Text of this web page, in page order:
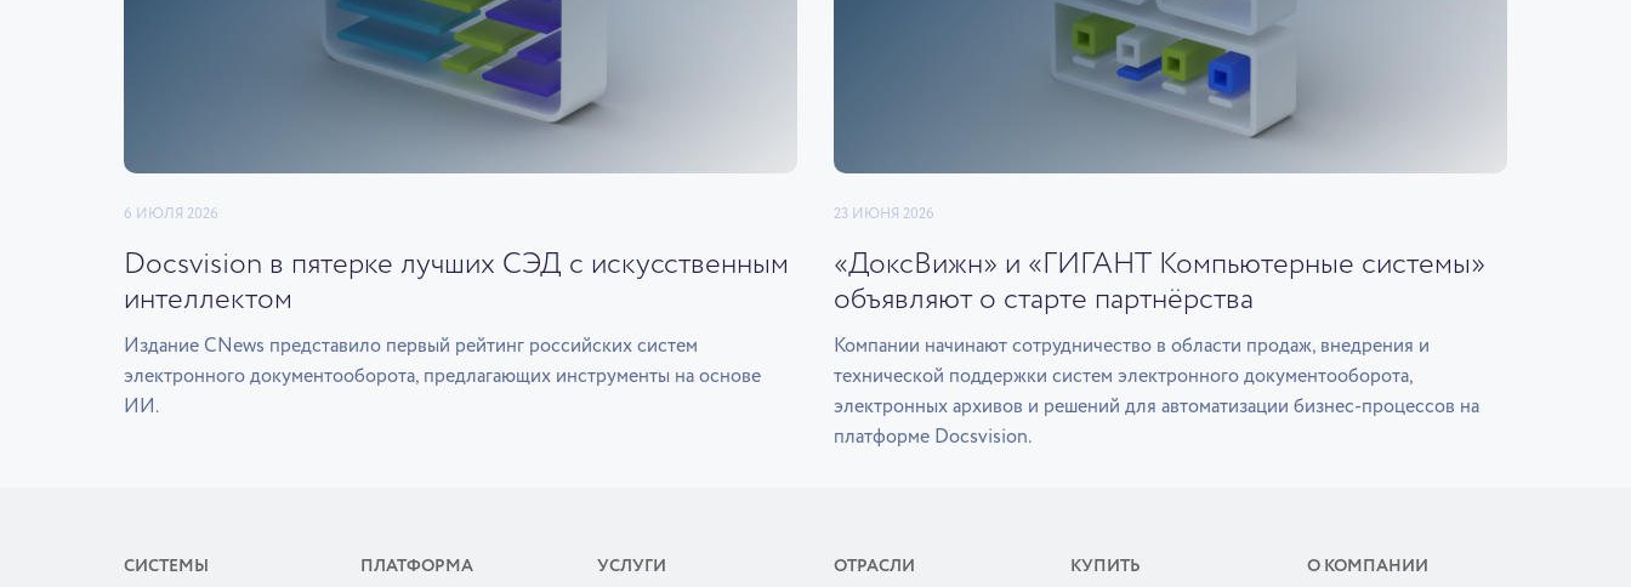
6 ИЮЛЯ 2026
Docsvision в пятерке лучших СЭД с искусственным
интеллектом
Издание CNews представило первый рейтинг российских систем
электронного документооборота, предлагающих инструменты на основе
ИИ.
23 ИЮНЯ 2026
«ДоксВижн» и «ГИГАНТ Компьютерные системы»
объявляют о старте партнёрства
Компании начинают сотрудничество в области продаж, внедрения и
технической поддержки систем электронного документооборота,
электронных архивов и решений для автоматизации бизнес-процессов на
платформе Docsvision.
СИСТЕМЫ ПЛАТФОРМА УСЛУГИ ОТРАСЛИ КУПИТЬ О КОМПАНИИ